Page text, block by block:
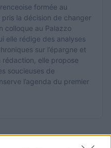
formée au
la décision de changer
colloque au Palazzo
elle rédige des analyses
sur l’épargne et
rédaction, elle propose
soucieuses de
l’agenda du premier